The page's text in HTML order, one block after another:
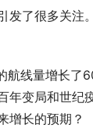
了很多关注
航线量增长
年变局和世
增长的预期？